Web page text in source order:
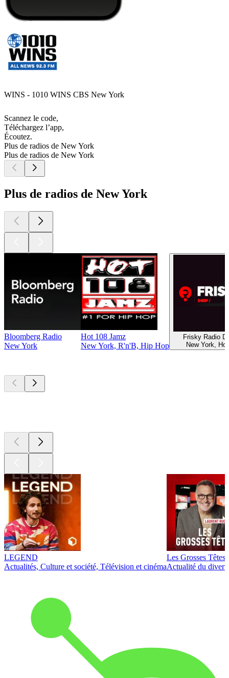
WINS - 1010 WINS CBS New York
Scannez le code,
Téléchargez l’app,
Écoutez.
Plus de radios de New York
Plus de radios de New York
Plus de radios de New York
Bloomberg Radio
New York
Hot 108 Jamz
New York, R'n'B, Hip Hop
Frisky Radio
New York,
LEGEND
Actualités, Culture et société, Télévision et cinéma
Les Grosses Têtes
Actualité du